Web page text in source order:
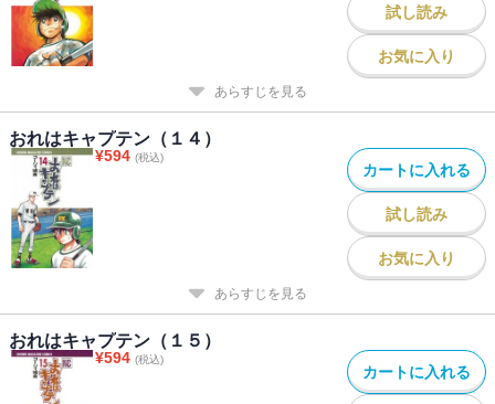
試し読み
お気に入り
あらすじを見る
おれはキャプテン（１４）
¥594 (税込)
カートに入れる
試し読み
お気に入り
あらすじを見る
おれはキャプテン（１５）
¥594 (税込)
カートに入れる